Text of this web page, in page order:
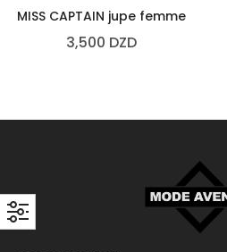
MISS CAPTAIN jupe femme
3,500 DZD